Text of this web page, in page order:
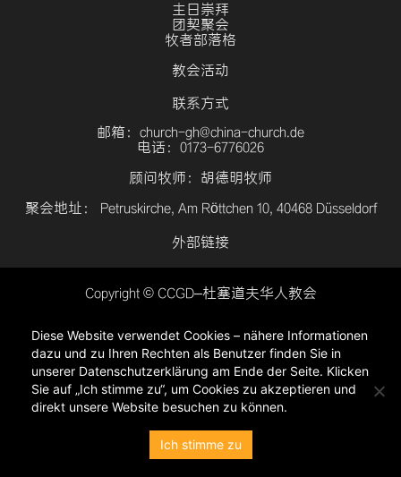
主日崇拜
团契聚会
牧者部落格
教会活动
联系方式
邮箱：church-gh@china-church.de
电话：0173-6776026
顾问牧师：胡德明牧师
聚会地址： Petruskirche, Am Röttchen 10, 40468 Düsseldorf
外部链接
Copyright © CCGD–杜塞道夫华人教会
隐私政策
Diese Website verwendet Cookies – nähere Informationen
dazu und zu Ihren Rechten als Benutzer finden Sie in
unserer Datenschutzerklärung am Ende der Seite. Klicken
Sie auf „Ich stimme zu“, um Cookies zu akzeptieren und
direkt unsere Website besuchen zu können.
Ich stimme zu